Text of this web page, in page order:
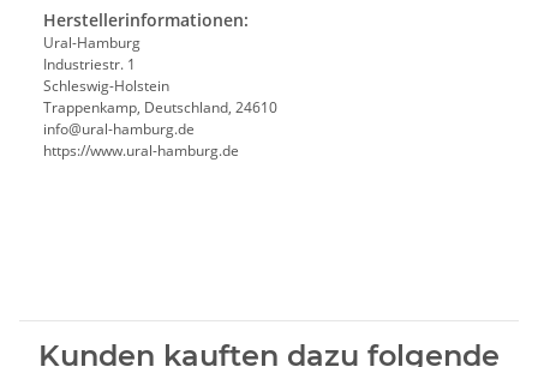
Herstellerinformationen:
Ural-Hamburg
Industriestr. 1
Schleswig-Holstein
Trappenkamp, Deutschland, 24610
info@ural-hamburg.de
https://www.ural-hamburg.de
Kunden kauften dazu folgende